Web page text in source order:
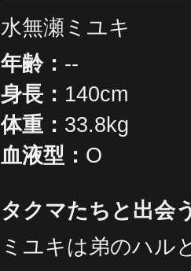
水無瀬ミユキ
年齢： --
身長： 140cm
体重： 33.8kg
血液型： O
タクマたちと出会
ミユキは弟のハル